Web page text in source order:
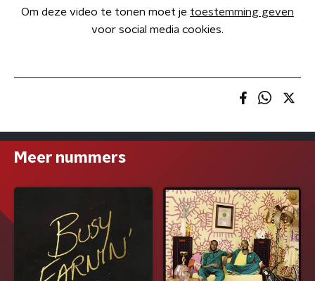
Om deze video te tonen moet je toestemming geven
voor social media cookies.
Meer nummers